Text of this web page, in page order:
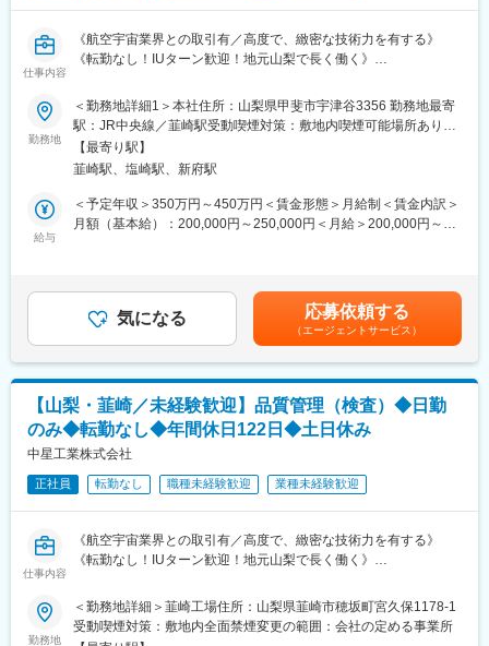
変更の範囲：会社の定める業務
ィールドを用意しています。
変更の範囲：会社の定める業務
仕事内容
《航空宇宙業界との取引有／高度で、緻密な技術力を有する》
《転勤なし！IUターン歓迎！地元山梨で長く働く》
＼未経験の方でも安心／
営業出身、飲食店業界出身など、異業界・職種からの入社実績あ
り。手に職を付けたい・技術を身につけたいといった理由で入社
しています。
入社後に研修やOJTを通じて基礎から学べる環境が整っていま
す。また作業はチームで進めるため、分からないことはすぐに相
・半導体製造装置などに使われる精密金属部品を、洗浄していた
だきます。
・具体的には、専用設備を使った洗浄作業などを行います。
■配属先について：
製造部では中途入社者が多数活躍中◎
■当社の強み：
・最新鋭のマシニングセンターを始め、旋盤、板金、溶接、接
合、メッキ加工など複合的な技術を有し、お客様の期待に応えて
います。
・精密穴加工に使うドリルなどの工具は自社で製造できるため、
お客様の個別の注文にも柔軟に対応することが可能です。0.03mm
からの小径穴加工などは、食品会社の均質な製品作りに役立って
向上に必要な役割を担っています。
勤務地
＜勤務地詳細1＞本社住所：山梨県甲斐市宇津谷3356 勤務地最寄
駅：JR中央線／韮崎駅受動喫煙対策：敷地内喫煙可能場所あり＜
勤務地詳細2＞韮崎工場住所：山梨県韮崎市穂坂町宮久保1178-1
受動喫煙対策：敷地内全面禁煙変更の範囲：会社の定める事業所
【最寄り駅】
韮崎駅、塩崎駅、新府駅
給与
＜予定年収＞350万円～450万円＜賃金形態＞月給制＜賃金内訳＞
月額（基本給）：200,000円～250,000円＜月給＞200,000円～
気になる 応募依頼する
（エージェントサービス）
【山梨・韮崎／未経験歓迎】品質管理（検査）◆日勤
のみ◆転勤なし◆年間休日122日◆土日休み
中星工業株式会社
正社員 転勤なし 職種未経験歓迎 業種未経験歓迎
仕事内容
《航空宇宙業界との取引有／高度で、緻密な技術力を有する》
《転勤なし！IUターン歓迎！地元山梨で長く働く》
＼未経験の方でも安心／
未経験からの入社実績あり
勤務地
＜勤務地詳細＞韮崎工場住所：山梨県韮崎市穂坂町宮久保1178-1
受動喫煙対策：敷地内全面禁煙変更の範囲：会社の定める事業所